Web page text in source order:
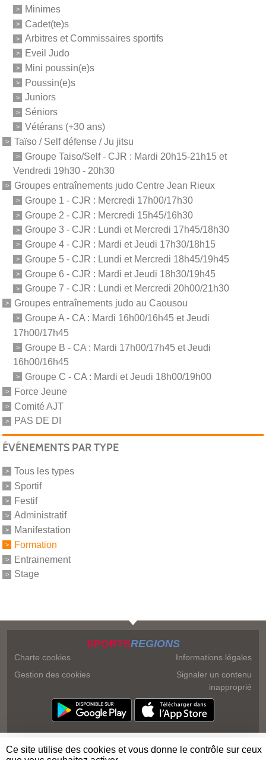
Minimes
Cadet(te)s
Arbitres et Commissaires sportifs
Eveil Judo
Mini poussin(e)s
Poussin(e)s
Juniors
Séniors
Vétérans (+30 ans)
Taïso / Self défense / Ju jitsu
Groupe Taiso/Self - CJR : Mardi 20h15-21h15 et
Vendredi 19h30 - 20h30
Groupes entraînements judo Centre Jean Rieux
Groupe 1 - CJR : Mercredi 17h00/17h30
Groupe 2 - CJR : Mercredi 15h45/16h30
Groupe 3 - CJR : Lundi et Mercredi 17h45/18h30
Groupe 4 - CJR : Mardi et Jeudi 17h30/18h15
Groupe 5 - CJR : Lundi et Mercredi 18h45/19h45
Groupe 6 - CJR : Mardi et Jeudi 18h30/19h45
Groupe 7 - CJR : Lundi et Mercredi 20h00/21h30
Groupes entraînements judo au Caousou
Groupe A - CA : Mardi 16h00/16h45 et Jeudi
17h00/17h45
Groupe B - CA : Mardi 17h00/17h45 et Jeudi
16h00/16h45
Groupe C - CA : Mardi et Jeudi 18h00/19h00
Force Jeune
Comité AJT
PAS DE DI
ÉVÉNEMENTS PAR TYPE
Tous les types
Sportif
Festif
Administratif
Manifestation
Formation
Entrainement
Stage
SPORTSREGIONS
Charte cookies
Gestion des cookies
Informations légales
Signaler un contenu
inapproprié
Ce site utilise des cookies et vous donne le contrôle sur ceux